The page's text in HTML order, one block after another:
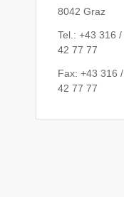
8042 Graz
Tel.: +43 316 /
42 77 77
Fax: +43 316 /
42 77 77